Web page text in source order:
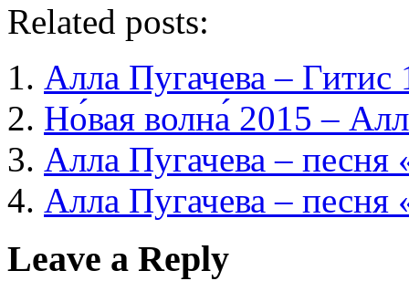
Related posts:
Алла Пугачева – Гитис
Но́вая волна́ 2015 –
Алла Пугачева – песня
Алла Пугачева – песня
Leave a Reply